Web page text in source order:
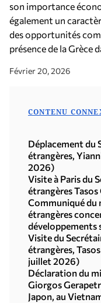
son importance
également un
des opportunités
présence de la Grèce
Février 20, 2026
CONTENU
Déplacement du
étrangères,
2026)
Visite à Paris du
étrangères
Communiqué du
étrangères
développements
(29.07.2026)
Visite du
étrangères,
juillet 2026)
Déclaration du
Giorgos
Japon, au